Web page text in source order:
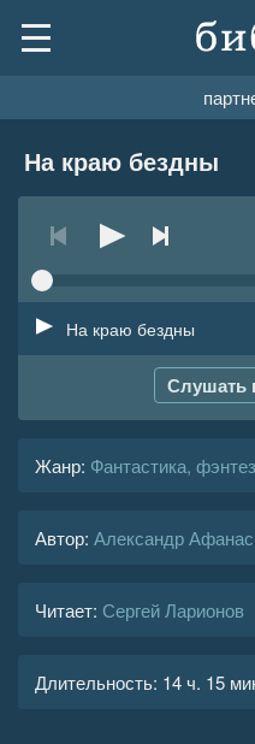
На краю бездны
На краю бездны
Слушать
Жанр: Фантастика,
Автор: Александр
Читает: Сергей Ларионов
Длительность: 14 ч. 15